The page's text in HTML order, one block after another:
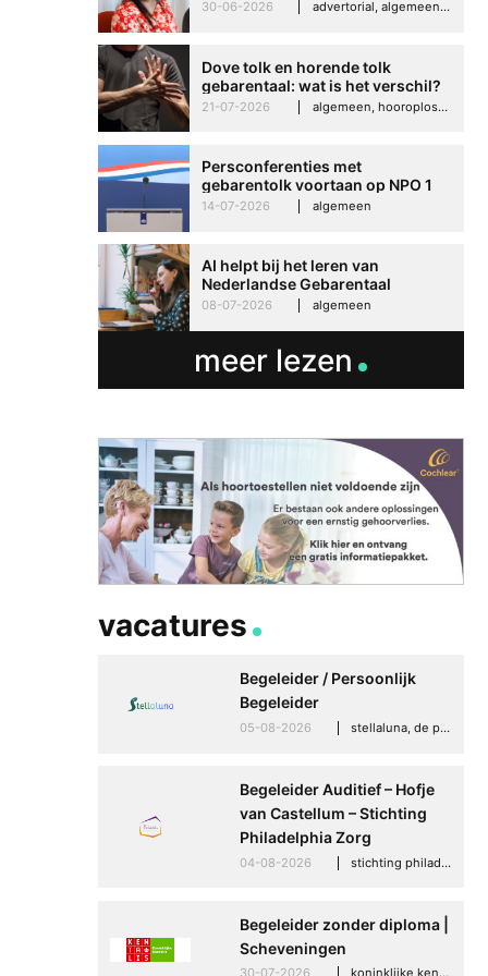
Imelda helpt om te groeien in
30-06-2026 advertorial, algemeen, hooroplossingen, interview
Dove tolk en horende tolk
gebarentaal: wat is het verschil?
21-07-2026 algemeen, hooroplossingen, hoorproblemen, samenleving & maatschappij
Persconferenties met
gebarentolk voortaan op NPO 1
Extra
14-07-2026 algemeen
AI helpt bij het leren van
Nederlandse Gebarentaal
08-07-2026 algemeen
meer lezen
vacatures
Begeleider / Persoonlijk
Begeleider
05-08-2026 stellaluna, de punt (drenthe)
Begeleider Auditief – Hofje
van Castellum – Stichting
Philadelphia Zorg
04-08-2026 stichting philadelphia zorg, den haag
Begeleider zonder diploma |
Scheveningen